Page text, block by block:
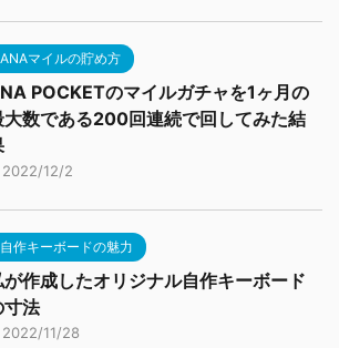
ANAマイルの貯め方
POCKETのマイルガチャを1ヶ月の
大数である200回連続で回してみた結
2022/12/2
自作キーボードの魅力
が作成したオリジナル自作キーボード
寸法
2022/11/28